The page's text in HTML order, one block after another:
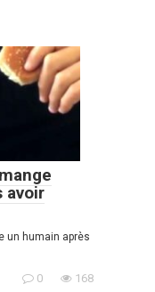
avoir
un humain après
0 168